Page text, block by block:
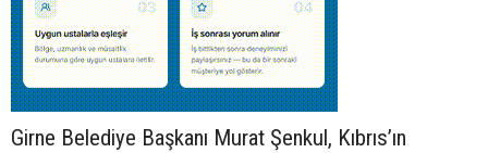
Girne Belediye Başkanı Murat Şenkul, Kıbrıs’ın